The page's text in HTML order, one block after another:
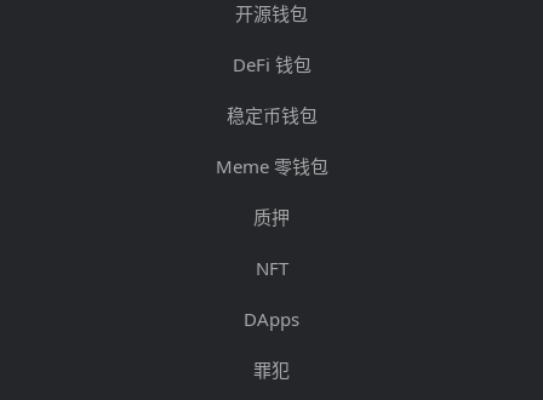
开源钱包
DeFi 钱包
稳定币钱包
Meme 零钱包
质押
NFT
DApps
罪犯